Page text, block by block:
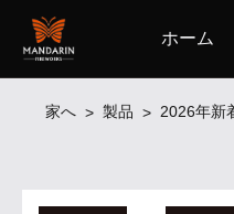
ホーム
家へ > 製品 > 2026年新